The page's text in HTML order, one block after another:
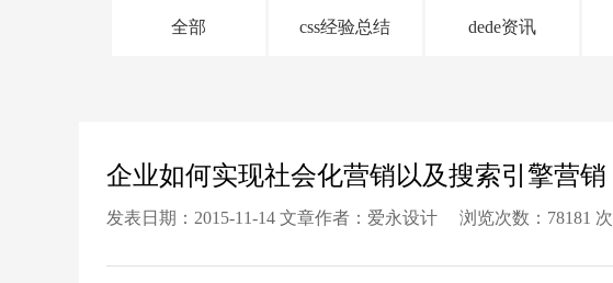
全部 css经验总结 dede资讯
企业如何实现社会化营销以及搜索引擎营销
发表日期：2015-11-14 文章作者：爱永设计 浏览次数：78181 次